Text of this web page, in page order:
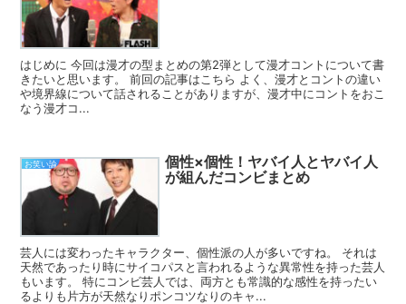
はじめに 今回は漫才の型まとめの第2弾として漫才コントについて書
きたいと思います。 前回の記事はこちら よく、漫才とコントの違い
や境界線について話されることがありますが、漫才中にコントをおこ
なう漫才コ...
お笑い論
個性×個性！ヤバイ人とヤバイ人
が組んだコンビまとめ
芸人には変わったキャラクター、個性派の人が多いですね。 それは
天然であったり時にサイコパスと言われるような異常性を持った芸人
もいます。 特にコンビ芸人では、両方とも常識的な感性を持ったい
るよりも片方が天然なりポンコツなりのキャ...